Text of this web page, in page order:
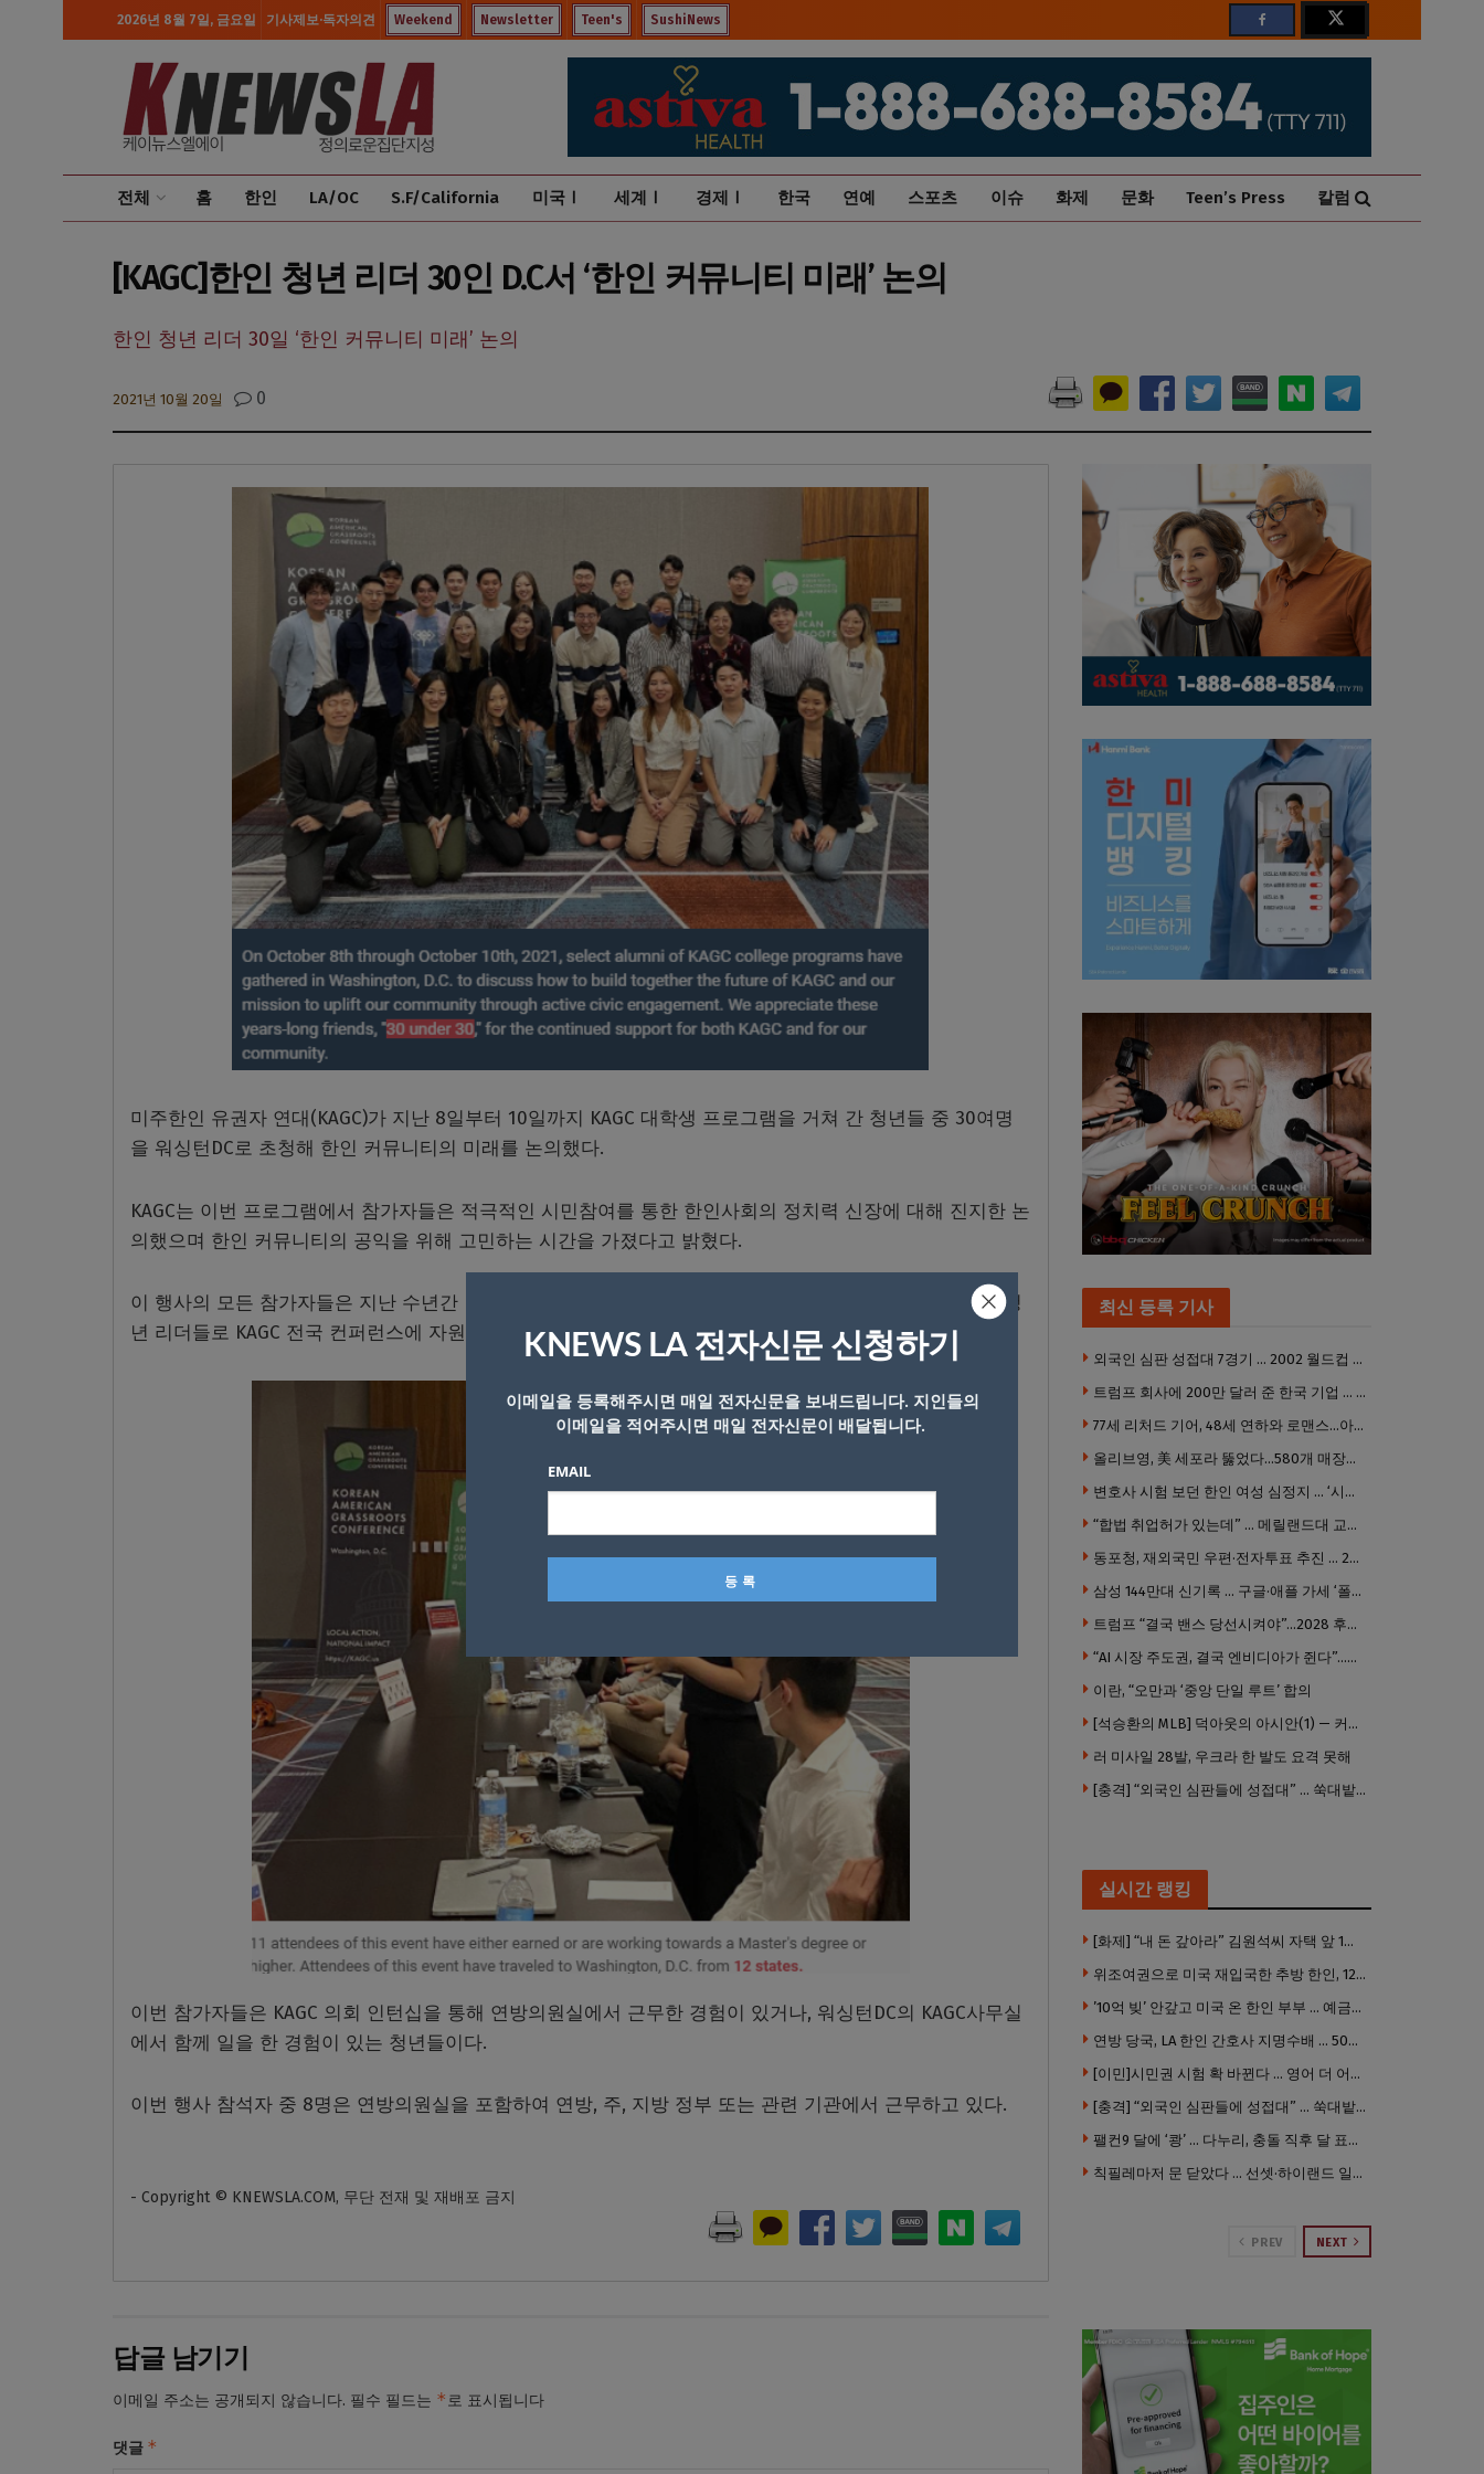
2026년 8월 7일, 금요일 기사제보·독자의견 Weekend Newsletter Teen's SushiNews
전체 홈 한인 LA/OC S.F/California 미국Ⅰ 세계Ⅰ 경제Ⅰ 한국 연예 스포츠 이슈 화제 문화 Teen’s Press 칼럼
[KAGC]한인 청년 리더 30인 D.C서 ‘한인 커뮤니티 미래’ 논의
한인 청년 리더 30일 ‘한인 커뮤니티 미래’ 논의
2021년 10월 20일 0
미주한인 유권자 연대(KAGC)가 지난 8일부터 10일까지 KAGC 대학생 프로그램을 거쳐 간 청년들 중 30여명
을 워싱턴DC로 초청해 한인 커뮤니티의 미래를 논의했다.
KAGC는 이번 프로그램에서 참가자들은 적극적인 시민참여를 통한 한인사회의 정치력 신장에 대해 진지한 논
의했으며 한인 커뮤니티의 공익을 위해 고민하는 시간을 가졌다고 밝혔다.
이 행사의 모든 참가자들은 지난 수년간 KAGC와의 협업을 통해 캠퍼스 내 시민참여 프로젝트를 이끌었던 청
년 리더들로 KAGC 전국 컨퍼런스에 자원봉사자로 참가했다.
이번 참가자들은 KAGC 의회 인턴십을 통해 연방의원실에서 근무한 경험이 있거나, 워싱턴DC의 KAGC사무실
에서 함께 일을 한 경험이 있는 청년들이다.
이번 행사 참석자 중 8명은 연방의원실을 포함하여 연방, 주, 지방 정부 또는 관련 기관에서 근무하고 있다.
- Copyright © KNEWSLA.COM, 무단 전재 및 재배포 금지
답글 남기기
이메일 주소는 공개되지 않습니다. 필수 필드는 *로 표시됩니다
댓글 *
최신 등록 기사
외국인 심판 성접대 7경기 … 2002 월드컵 4강 신화도 흔들
트럼프 회사에 200만 달러 준 한국 기업 … 민주당 뇌물의혹 조사
77세 리처드 기어, 48세 연하와 로맨스…아들과 3살 차
올리브영, 美 세포라 뚫었다…580개 매장에 ‘K뷰티에딧’ 론칭
변호사 시험 보던 한인 여성 심정지 … ‘시험장측 대응 부적절’ 소송
“합법 취업허가 있는데” … 메릴랜드대 교수, 공항서 ICE에 체포, 구금 중
동포청, 재외국민 우편·전자투표 추진 … 2028년 도입 목표
삼성 144만대 신기록 … 구글·애플 가세 ‘폴더블 대전’ 열린다
트럼프 “결국 밴스 당선시켜야”…2028 후계 구도 힘 싣나
“AI 시장 주도권, 결국 엔비디아가 쥔다”…모건스탠리 장담
이란, “오만과 ‘중앙 단일 루트’ 합의
[석승환의 MLB] 덕아웃의 아시안(1) — 커트 스즈키가 우리에게 묻는 것
러 미사일 28발, 우크라 한 발도 요격 못해
[충격] “외국인 심판들에 성접대” … 쑥대밭된 축협 어디까지 추락하나
실시간 랭킹
[화제] “내 돈 갚아라” 김원석씨 자택 앞 1인 광대 시위 … 한인 투자사, “108만 달러 못받아”
위조여권으로 미국 재입국한 추방 한인, 120만 달러 은행 사기 행각
’10억 빚’ 안갚고 미국 온 한인 부부 … 예금보험공사, 미국서 소송
연방 당국, LA 한인 간호사 지명수배 … 500만 달러 메디캐어 사기, 선고 직전 한국 도주
[이민]시민권 시험 확 바뀐다 … 영어 더 어렵게, 민간시험 도입 추진
[충격] “외국인 심판들에 성접대” … 쑥대밭된 축협 어디까지 추락하나
팰컨9 달에 ‘쾅’ … 다누리, 충돌 직후 달 표면 촬영 유일 탐사선
칙필레마저 문 닫았다 … 선셋·하이랜드 일대 ‘황량한 거리’로
PREV NEXT
KNEWS LA 전자신문 신청하기
이메일을 등록해주시면 매일 전자신문을 보내드립니다. 지인들의
이메일을 적어주시면 매일 전자신문이 배달됩니다.
EMAIL